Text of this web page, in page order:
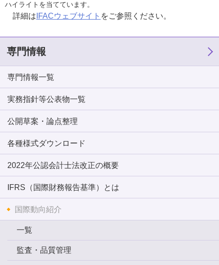
ハイライトを当てています。
詳細は IFACウェブサイト をご参照ください。
専門情報
専門情報一覧
実務指針等公表物一覧
公開草案・論点整理
各種様式ダウンロード
2022年公認会計士法改正の概要
IFRS（国際財務報告基準）とは
国際動向紹介
一覧
監査・品質管理